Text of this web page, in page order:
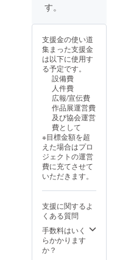
時、必
欄に掲
載の希
望の有
無、希
望され
る場合
は掲載
するお
名前を
ご記入
くださ
い。
す。
支援金の使い道
集まった支援金
は以下に使用す
る予定です。
設備費
人件費
広報/宣伝費
作品展運営費
及び協会運営
費として
※目標金額を超
えた場合はプロ
ジェクトの運営
費に充てさせて
いただきます。
支援に関するよ
くある質問
手数料はいく
らかかります
か？